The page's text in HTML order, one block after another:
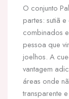
O conjunto
partes: sutiã
combinados
pessoa que
joelhos. A
vantagem
áreas onde
transparente